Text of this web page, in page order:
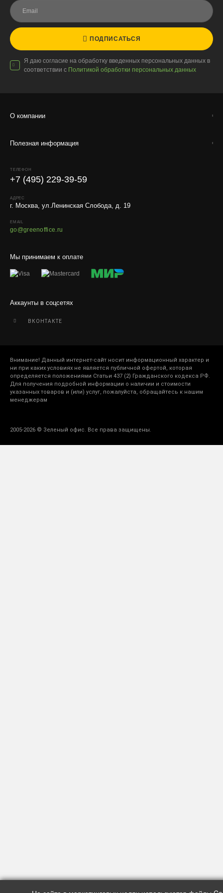
ПОДПИСАТЬСЯ
Я даю согласие на обработку введенных персональных данных в
соответствии с Политикой обработки персональных данных
О компании
Полезная информация
Мы принимаем к оплате
Аккаунты в соцсетях
ВКОНТАКТЕ
ТЕЛЕФОН
+7 (495) 229-39-59
АДРЕС
г. Москва, ул.Ленинская Слобода, д. 19
EMAIL
go@greenoffice.ru
Внимание! Данный интернет-сайт носит информационный характер и
ни при каких условиях не является публичной офертой, которая
определяется положениями Статьи 437 (2) Гражданского кодекса РФ.
Для получения подробной информации о наличии и стоимости
указанных товаров и (или) услуг, пожалуйста, обращайтесь к нашим
менеджерам
2005-2026 © Зеленый офис. Все права защищены.